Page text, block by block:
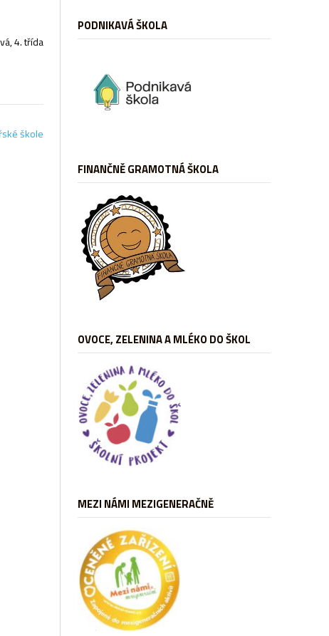
4. třída
škole
PODNIKAVÁ ŠKOLA
FINANČNĚ GRAMOTNÁ ŠKOLA
OVOCE, ZELENINA A MLÉKO DO ŠKOL
MEZI NÁMI MEZIGENERAČNĚ